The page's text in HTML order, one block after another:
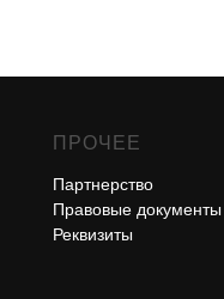
ПРОЧЕЕ
Партнерство
Правовые документы
Реквизиты